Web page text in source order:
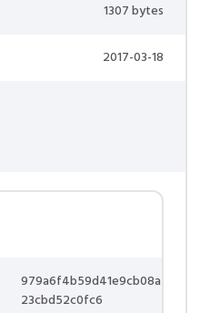
1307 bytes
2017-03-18
979a6f4b59d41e9cb08a
23cbd52c0fc6